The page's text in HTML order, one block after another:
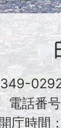
電話番
庁時間